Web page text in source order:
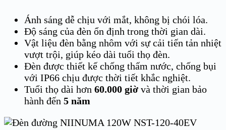
Ánh sáng dễ chịu với mắt, không bị chói lóa.
Độ sáng của đèn ổn định trong thời gian dài.
Vật liệu đèn bằng nhôm với sự cải tiến tản nhiệt
vượt trội, giúp kéo dài tuổi thọ đèn.
Đèn được thiết kế chống thấm nước, chống bụi
với IP66 chịu được thời tiết khắc nghiệt.
Tuổi thọ dài hơn 60.000 giờ và thời gian bảo
hành đến 5 năm